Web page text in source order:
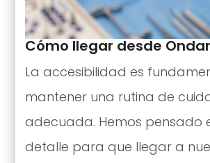
Cómo llegar desde
La accesibilidad es
mantener una rutina de
adecuada. Hemos pensado
detalle para que llegar a